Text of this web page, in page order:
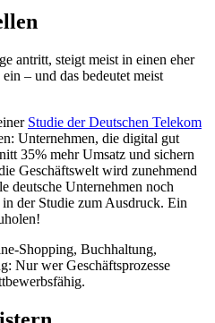
antritt, steigt meist in einen eher
– und das bedeutet meist
Studie der Deutschen Telekom
Unternehmen, die digital gut
35% mehr Umsatz und sichern
Geschäftswelt wird zunehmend
deutsche Unternehmen noch
der Studie zum Ausdruck. Ein
Shopping, Buchhaltung,
Nur wer Geschäftsprozesse